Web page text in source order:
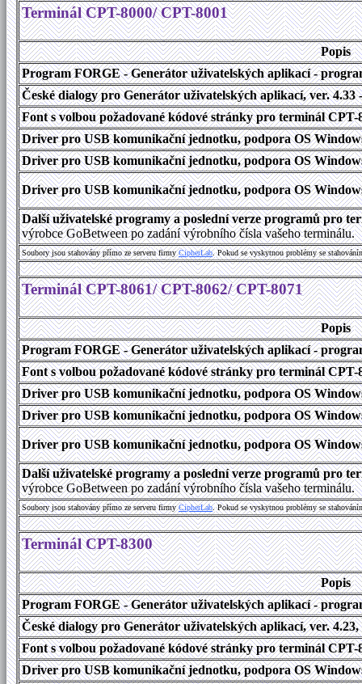
Terminál CPT-8000/ CPT-8001
Popis
Program FORGE - Generátor uživatelských aplikací -
České dialogy pro Generátor uživatelských aplikací, ver. 4.33
Font s volbou požadované kódové stránky pro terminál
Driver pro USB komunikační jednotku, podpora OS
Driver pro USB komunikační jednotku, podpora OS
Driver pro USB komunikační jednotku, podpora OS
Další uživatelské programy a poslední verze programů pro
výrobce GoBetween po zadání výrobního čísla vašeho terminálu.
Soubory jsou stahovány přímo ze serveru firmyCipherLab. Pokud se vyskytnou problémy se
Terminál CPT-8061/ CPT-8062/ CPT-8071
Popis
Program FORGE - Generátor uživatelských aplikací -
Font s volbou požadované kódové stránky pro terminál
Driver pro USB komunikační jednotku, podpora OS
Driver pro USB komunikační jednotku, podpora OS
Driver pro USB komunikační jednotku, podpora OS
Další uživatelské programy a poslední verze programů pro
výrobce GoBetween po zadání výrobního čísla vašeho terminálu.
Soubory jsou stahovány přímo ze serveru firmyCipherLab. Pokud se vyskytnou problémy se
Terminál CPT-8300
Popis
Program FORGE - Generátor uživatelských aplikací -
České dialogy pro Generátor uživatelských aplikací, ver. 4.23,
Font s volbou požadované kódové stránky pro terminál
Driver pro USB komunikační jednotku, podpora OS